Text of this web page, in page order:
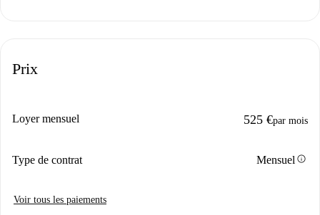
Prix
Loyer mensuel 525 €par mois
Type de contrat Mensuel info
Voir tous les paiements